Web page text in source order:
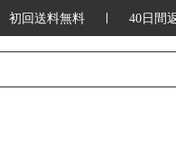
初回送料無料 40日間